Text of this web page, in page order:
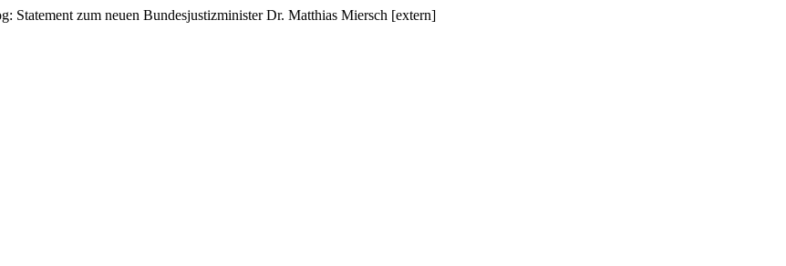
Statement zum neuen Bundesjustizminister Dr. Matthias Miersch [extern]